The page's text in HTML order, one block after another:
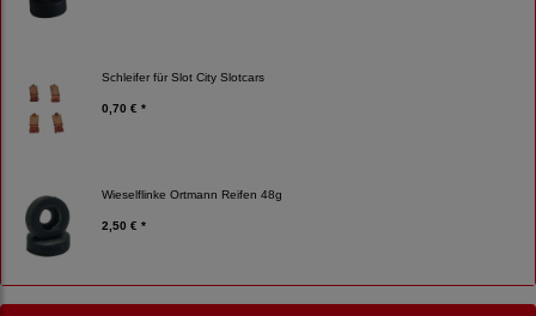
Schleifer für Slot City Slotcars
0,70 € *
Wieselflinke Ortmann Reifen 48g
2,50 € *